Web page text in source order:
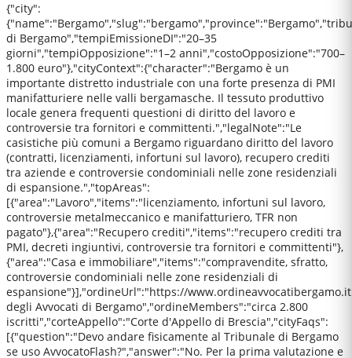
{"city":
di Bergamo","tempiEmissioneDI":"20–35
giorni","tempiOpposizione":"1–2 anni","costoOpposizione":"700–
1.800 euro"},"cityContext":{"character":"Bergamo è un
importante distretto industriale con una forte presenza di PMI
manifatturiere nelle valli bergamasche. Il tessuto produttivo
locale genera frequenti questioni di diritto del lavoro e
controversie tra fornitori e committenti.","legalNote":"Le
casistiche più comuni a Bergamo riguardano diritto del lavoro
(contratti, licenziamenti, infortuni sul lavoro), recupero crediti
tra aziende e controversie condominiali nelle zone residenziali
di espansione.","topAreas":
[{"area":"Lavoro","items":"licenziamento, infortuni sul lavoro,
controversie metalmeccanico e manifatturiero, TFR non
pagato"},{"area":"Recupero crediti","items":"recupero crediti tra
PMI, decreti ingiuntivi, controversie tra fornitori e committenti"},
{"area":"Casa e immobiliare","items":"compravendite, sfratto,
controversie condominiali nelle zone residenziali di
espansione"}],"ordineUrl":"https://
degli Avvocati di Bergamo","ordineMembers":"circa 2.800
iscritti","corteAppello":"Corte d'Appello di Brescia","cityFaqs":
[{"question":"Devo andare fisicamente al Tribunale di Bergamo
se uso AvvocatoFlash?","answer":"No. Per la prima valutazione e